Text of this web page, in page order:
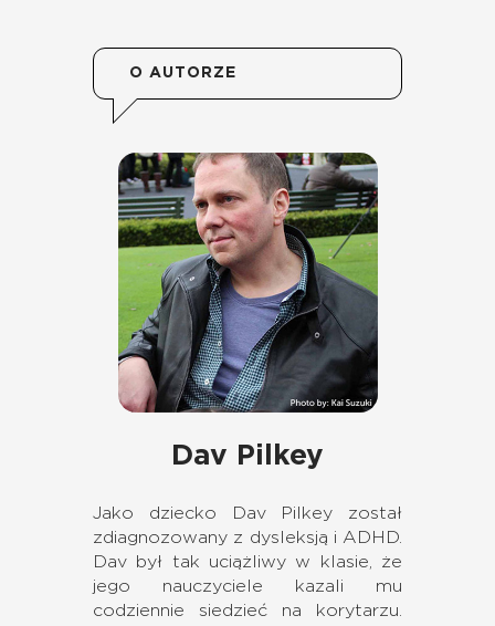
O AUTORZE
Dav Pilkey
Jako dziecko Dav Pilkey został
zdiagnozowany z dysleksją i ADHD.
Dav był tak uciążliwy w klasie, że
jego nauczyciele kazali mu
codziennie siedzieć na korytarzu.